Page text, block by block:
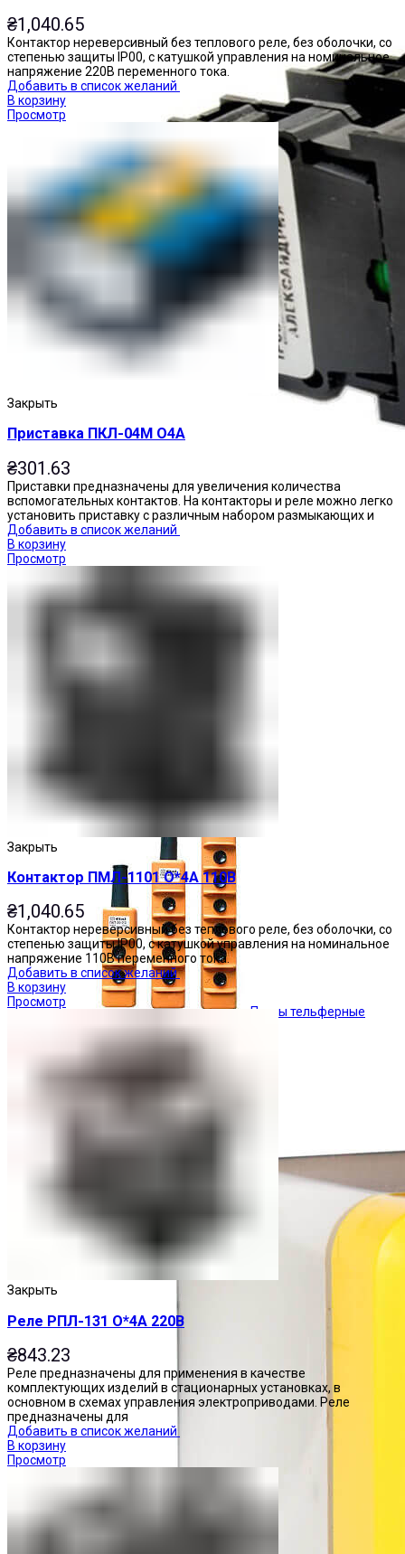
Посты тельферные
₴1,040.65
Контактор нереверсивный без теплового реле, без оболочки, со
степенью защиты IP00, с катушкой управления на номинальное
напряжение 220В переменного тока.
Добавить в список желаний
В корзину
Просмотр
Закрыть
Приставка ПКЛ-04М О4А
₴301.63
Приставки предназначены для увеличения количества
вспомогательных контактов. На контакторы и реле можно легко
установить приставку с различным набором размыкающих и
Добавить в список желаний
В корзину
Просмотр
Закрыть
Контактор ПМЛ-1101 О*4А 110В
₴1,040.65
Контактор нереверсивный без теплового реле, без оболочки, со
степенью защиты IP00, с катушкой управления на номинальное
напряжение 110В переменного тока.
Добавить в список желаний
В корзину
Просмотр
Закрыть
Реле РПЛ-131 О*4А 220В
₴843.23
Реле предназначены для применения в качестве
комплектующих изделий в стационарных установках, в
основном в схемах управления электроприводами. Реле
предназначены для
Добавить в список желаний
В корзину
Просмотр